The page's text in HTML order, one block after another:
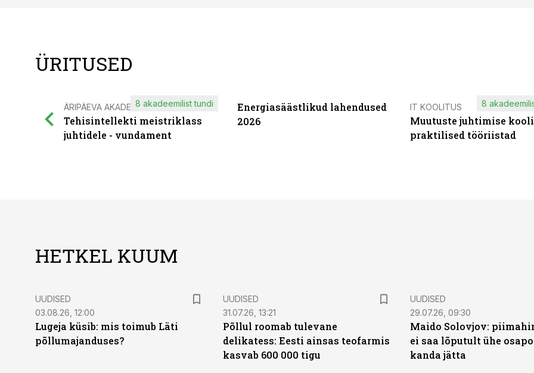
ÜRITUSED
ÄRIPÄEVA AKADEEMIA
Tehisintellekti meistriklass
juhtidele - vundament
8 akadeemilist tundi
Energiasäästlikud lahendused
2026
IT KOOLITUS
Muutuste juhtimise
praktilised tööriistad
8
HETKEL KUUM
UUDISED
03.08.26, 12:00
Lugeja küsib: mis toimub Läti
põllumajanduses?
UUDISED
31.07.26, 13:21
Põllul roomab tulevane
delikatess: Eesti ainsas teofarmis
kasvab 600 000 tigu
UUDISED
29.07.26, 09:30
Maido Solovjov:
ei saa lõputult ühe
kanda jätta